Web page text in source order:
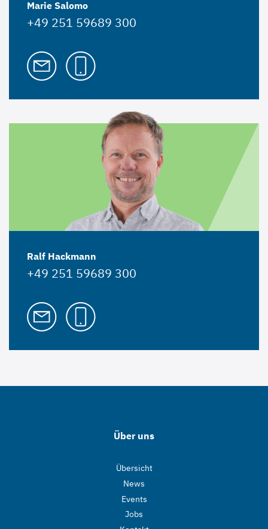
Marie Salomo
+49 251 59689 300
Ralf Hackmann
+49 251 59689 300
Über uns
Übersicht
News
Events
Jobs